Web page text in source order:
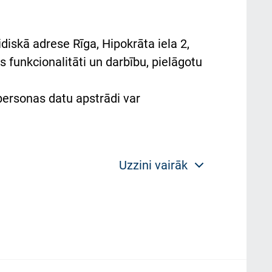
adrese Rīga, Hipokrāta iela 2,
funkcionalitāti un darbību, pielāgotu
datu apstrādi var
Uzzini vairāk